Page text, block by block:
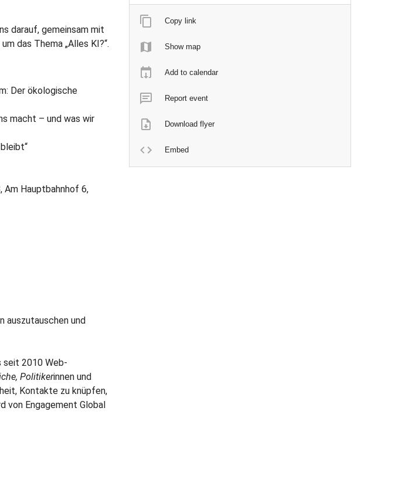
darauf, gemeinsam mit
das Thema „Alles KI?“.
Der ökologische
macht – und was wir
Am Hauptbahnhof 6,
auszutauschen und
seit 2010 Web-
Politikerinnen und
Kontakte zu knüpfen,
von Engagement Global
Copy link
Show map
Add to calendar
Report event
Download flyer
Embed